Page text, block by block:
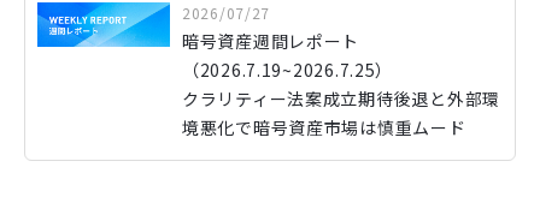
2026/07/27
暗号資産週間レポート
（2026.7.19~2026.7.25）
クラリティー法案成立期待後退と外部環
境悪化で暗号資産市場は慎重ムード